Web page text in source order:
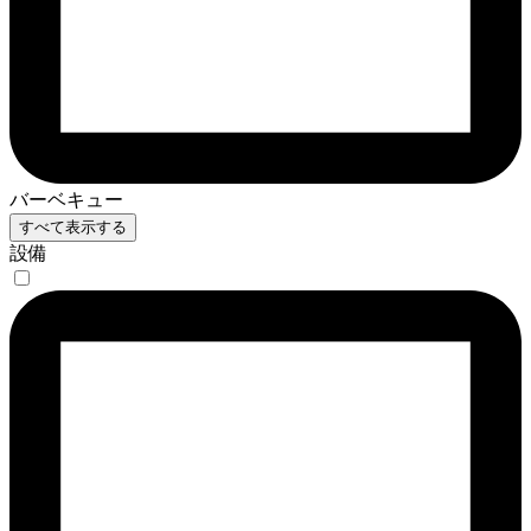
バーベキュー
すべて表示する
設備